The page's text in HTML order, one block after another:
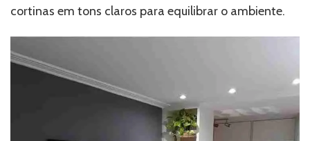
cortinas em tons claros para equilibrar o ambiente.